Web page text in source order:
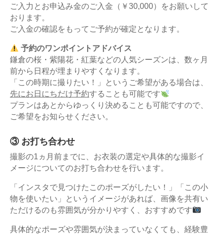
ご入力とお申込み金のご入金（￥30,000）をお願いして
おります。
ご入金の確認をもってご予約が確定となります。
予約のワンポイントアドバイス
鎌倉の桜・紫陽花・紅葉などの人気シーズンは、数ヶ月
前から日程が埋まりやすくなります。
「この時期に撮りたい！」というご希望がある場合は、
先にお日にちだけ予約することも可能です
プランはあとからゆっくり決めることも可能ですので、
ご希望をお知らせください。
③ お打ち合わせ
撮影の1 ヵ月前までに、お衣装の選定や具体的な撮影イ
メージについてのお打ち合わせを行います。
「インスタで見つけたこのポーズがしたい！」「この小
物を使いたい」というイメージがあれば、画像を共有い
ただけるのも雰囲気が分かりやすく、おすすめです
具体的なポーズや雰囲気が決まっていなくても、経験豊